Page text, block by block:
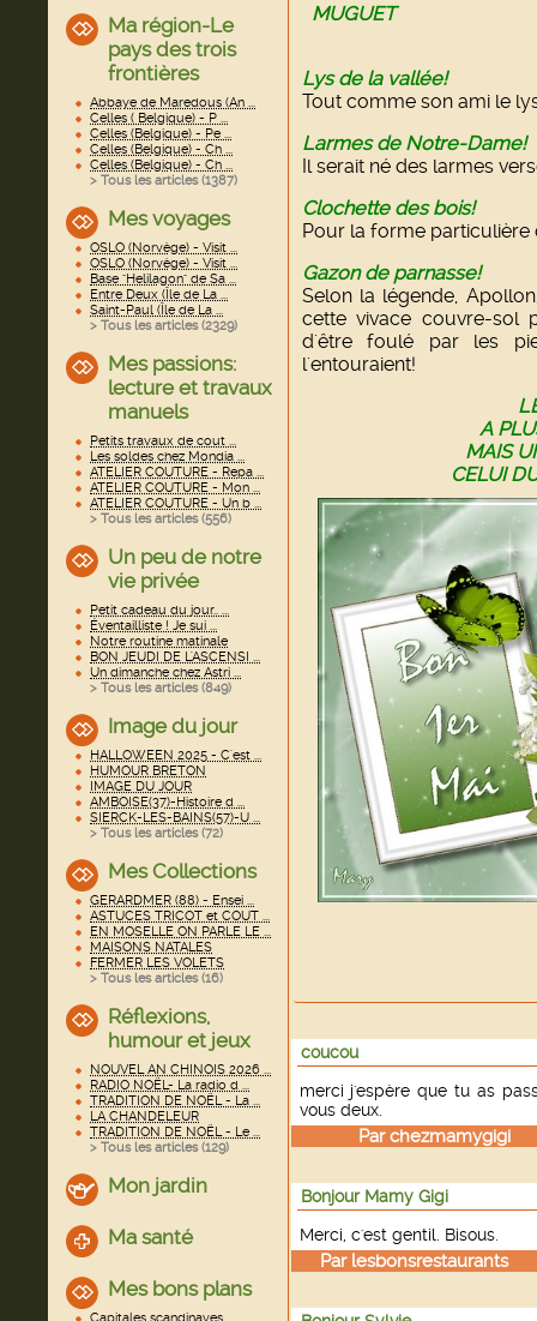
Ma région-Le
pays des trois
frontières
Abbaye de Maredous (An ...
Celles ( Belgique) - P ...
Celles (Belgique) - Pe ...
Celles (Belgique) - Ch ...
Celles (Belgique) - Ch ...
> Tous les articles (1387)
Mes voyages
OSLO (Norvège) - Visit ...
OSLO (Norvège) - Visit ...
Base "Helilagon" de Sa ...
Entre Deux (Île de La ...
Saint-Paul (Île de La ...
> Tous les articles (2329)
Mes passions:
lecture et travaux
manuels
Petits travaux de cout ...
Les soldes chez Mondia ...
ATELIER COUTURE - Repa ...
ATELIER COUTURE - Mon ...
ATELIER COUTURE - Un b ...
> Tous les articles (556)
Un peu de notre
vie privée
Petit cadeau du jour.. ...
Éventailliste ! Je sui ...
Notre routine matinale
BON JEUDI DE L'ASCENSI ...
Un dimanche chez Astri ...
> Tous les articles (849)
Image du jour
HALLOWEEN 2025 - C'est ...
HUMOUR BRETON
IMAGE DU JOUR
AMBOISE(37)-Histoire d ...
SIERCK-LES-BAINS(57)-U ...
> Tous les articles (72)
Mes Collections
GERARDMER (88) - Ensei ...
ASTUCES TRICOT et COUT ...
EN MOSELLE ON PARLE LE ...
MAISONS NATALES
FERMER LES VOLETS
> Tous les articles (16)
Réflexions,
humour et jeux
NOUVEL AN CHINOIS 2026 ...
RADIO NOËL- La radio d ...
TRADITION DE NOËL - La ...
LA CHANDELEUR
TRADITION DE NOËL - Le ...
> Tous les articles (129)
Mon jardin
Ma santé
Mes bons plans
MUGUET
Lys de la vallée!
Tout comme son ami le
Larmes de Notre-Dame!
Il serait né des larmes
Clochette des bois!
Pour la forme particulière
Gazon de parnasse!
Selon la légende,
cette vivace couvre-sol
d'être foulé par les
l'entouraient!
LE
A
MAIS UN SEUL
CELUI DU
coucou
merci j'espère que tu as
vous deux.
Parchezmamygigile
Bonjour Mamy Gigi
Merci, c'est gentil. Bisous.
Par lesbonsrestaurantsle